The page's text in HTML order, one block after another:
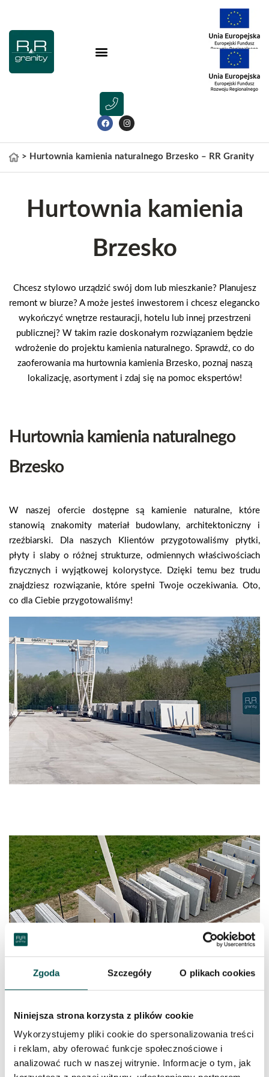
Zgoda Szczegóły O plikach cookies
Niniejsza strona korzysta z plików cookie
Wykorzystujemy pliki cookie do spersonalizowania treści
i reklam, aby oferować funkcje społecznościowe i
analizować ruch w naszej witrynie. Informacje o tym, jak
> Hurtownia kamienia naturalnego Brzesko – RR Granity
Hurtownia kamienia
Brzesko
Chcesz stylowo urządzić swój dom lub mieszkanie? Planujesz
remont w biurze? A może jesteś inwestorem i chcesz elegancko
wykończyć wnętrze restauracji, hotelu lub innej przestrzeni
publicznej? W takim razie doskonałym rozwiązaniem będzie
wdrożenie do projektu kamienia naturalnego. Sprawdź, co do
zaoferowania ma hurtownia kamienia Brzesko, poznaj naszą
lokalizację, asortyment i zdaj się na pomoc ekspertów!
Hurtownia kamienia naturalnego
Brzesko
W naszej ofercie dostępne są kamienie naturalne, które
stanowią znakomity materiał budowlany, architektoniczny i
rzeźbiarski. Dla naszych Klientów przygotowaliśmy płytki,
płyty i slaby o różnej strukturze, odmiennych właściwościach
fizycznych i wyjątkowej kolorystyce. Dzięki temu bez trudu
znajdziesz rozwiązanie, które spełni Twoje oczekiwania. Oto,
co dla Ciebie przygotowaliśmy!
Granity
Granit to niezwykle twardy i trwały kamień naturalny.
Znakomicie sprawdzi się jako element wykończeniowy we